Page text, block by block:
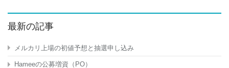
最新の記事
メルカリ上場の初値予想と抽選申し込み
Hameeの公募増資（PO）